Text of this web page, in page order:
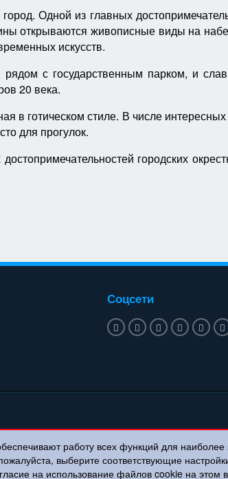
Одной из главных
открываются живописные виды на
искусств.
с государственным парком, и
20 века.
в готическом стиле. В числе
для прогулок.
городских
Соцсети
работу всех функций для
выберите соответствующие
на использование файлов cookie на